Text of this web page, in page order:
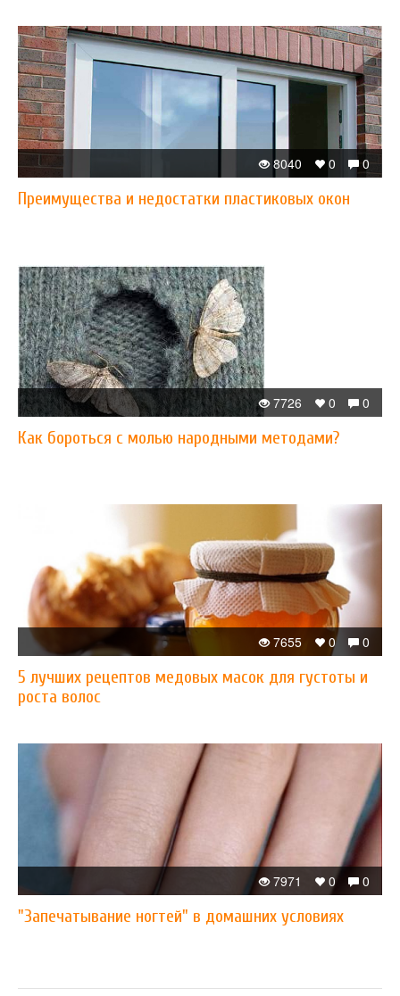
0
0
8040
Преимущества и недостатки пластиковых окон
0
0
7726
Как бороться с молью народными методами?
0
0
7655
5 лучших рецептов медовых масок для густоты и
роста волос
0
0
7971
"Запечатывание ногтей" в домашних условиях